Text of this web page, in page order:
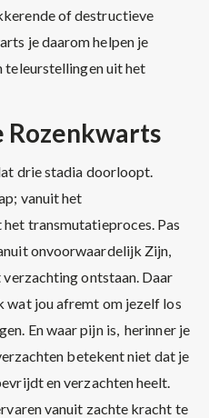
of destructieve
je daarom helpen je
teleurstellingen uit het
Rozenkwarts
drie stadia doorloopt.
vanuit het
transmutatieproces. Pas
onvoorwaardelijk Zijn,
ontstaan. Daar
wat jou afremt om jezelf los
En waar pijn is, herinner je
betekent niet dat je
en verzachten heelt.
vanuit zachte kracht te